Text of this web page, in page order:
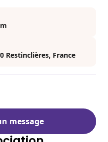
Restinclières, France
message